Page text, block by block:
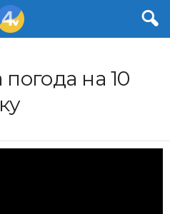
погода на 10